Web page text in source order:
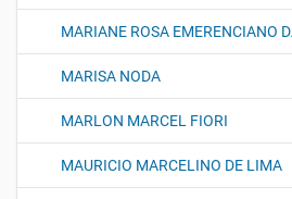
MARIANE ROSA EMERENCIANO
MARISA NODA
MARLON MARCEL FIORI
MAURICIO MARCELINO DE LIMA